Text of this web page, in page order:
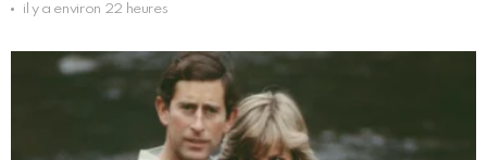
il y a environ 22 heures